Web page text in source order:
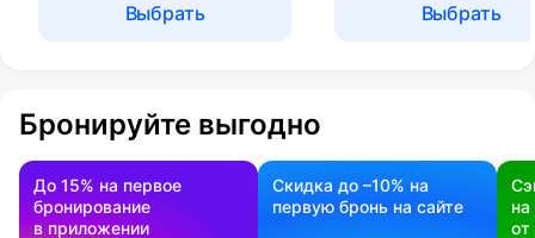
Выбрать Выбрать
Бронируйте выгодно
До 15% на первое
бронирование
в приложении
Скидка до –10% на
первую бронь на сайте
на